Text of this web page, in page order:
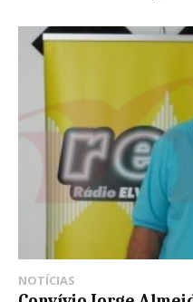
NOTÍCIAS